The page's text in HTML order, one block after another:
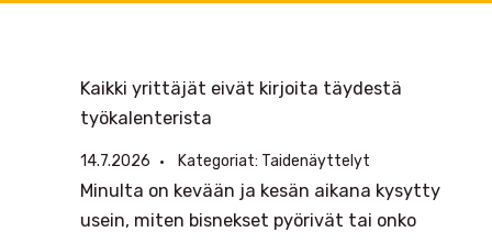
Kaikki yrittäjät eivät kirjoita täydestä
työkalenterista
14.7.2026 Kategoriat: Taidenäyttelyt
Minulta on kevään ja kesän aikana kysytty
usein, miten bisnekset pyörivät tai onko